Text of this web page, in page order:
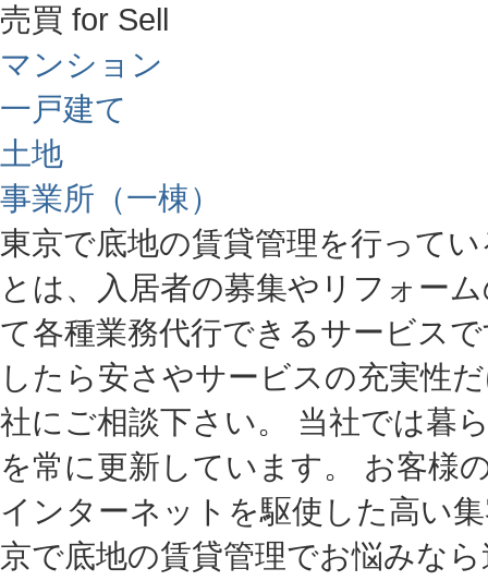
売買 for Sell
マンション
一戸建て
土地
事業所（一棟）
東京で底地の賃貸管理を行って
とは、入居者の募集やリフォー
て各種業務代行できるサービス
したら安さやサービスの充実性
社にご相談下さい。 当社では暮
を常に更新しています。 お客様
インターネットを駆使した高い
京で底地の賃貸管理でお悩みな